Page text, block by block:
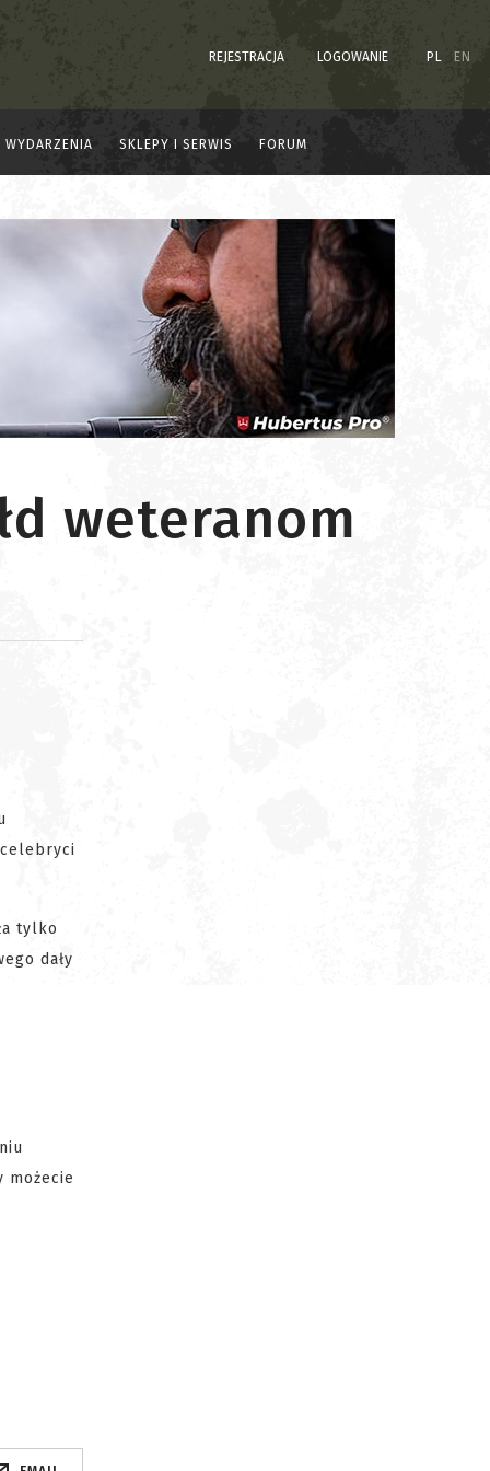
REJESTRACJA LOGOWANIE PL EN
WYDARZENIA SKLEPY I SERWIS FORUM
weteranom
tylko
dały
możecie